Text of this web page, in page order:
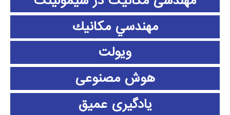
مهندسي مكانيك
ویولت
هوش مصنوعی
یادگیری عمیق